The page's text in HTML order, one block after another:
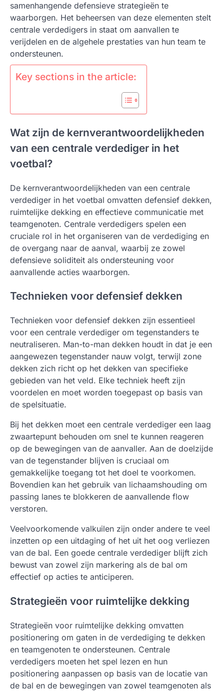
samenhangende defensieve strategieën te
waarborgen. Het beheersen van deze elementen stelt
centrale verdedigers in staat om aanvallen te
verijdelen en de algehele prestaties van hun team te
ondersteunen.
Key sections in the article:
Wat zijn de kernverantwoordelijkheden
van een centrale verdediger in het
voetbal?
De kernverantwoordelijkheden van een centrale
verdediger in het voetbal omvatten defensief dekken,
ruimtelijke dekking en effectieve communicatie met
teamgenoten. Centrale verdedigers spelen een
cruciale rol in het organiseren van de verdediging en
de overgang naar de aanval, waarbij ze zowel
defensieve soliditeit als ondersteuning voor
aanvallende acties waarborgen.
Technieken voor defensief dekken
Technieken voor defensief dekken zijn essentieel
voor een centrale verdediger om tegenstanders te
neutraliseren. Man-to-man dekken houdt in dat je een
aangewezen tegenstander nauw volgt, terwijl zone
dekken zich richt op het dekken van specifieke
gebieden van het veld. Elke techniek heeft zijn
voordelen en moet worden toegepast op basis van
de spelsituatie.
Bij het dekken moet een centrale verdediger een laag
zwaartepunt behouden om snel te kunnen reageren
op de bewegingen van de aanvaller. Aan de doelzijde
van de tegenstander blijven is cruciaal om
gemakkelijke toegang tot het doel te voorkomen.
Bovendien kan het gebruik van lichaamshouding om
passing lanes te blokkeren de aanvallende flow
verstoren.
Veelvoorkomende valkuilen zijn onder andere te veel
inzetten op een uitdaging of het uit het oog verliezen
van de bal. Een goede centrale verdediger blijft zich
bewust van zowel zijn markering als de bal om
effectief op acties te anticiperen.
Strategieën voor ruimtelijke dekking
Strategieën voor ruimtelijke dekking omvatten
positionering om gaten in de verdediging te dekken
en teamgenoten te ondersteunen. Centrale
verdedigers moeten het spel lezen en hun
positionering aanpassen op basis van de locatie van
de bal en de bewegingen van zowel teamgenoten als